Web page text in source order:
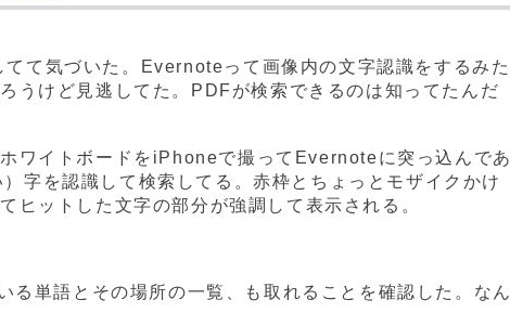
て気づいた。Evernoteって画像内の文字認識をするみた
うけど見逃してた。PDFが検索できるのは知ってたんだ
ワイトボードをiPhoneで撮ってEvernoteに突っ込んであ
字を認識して検索してる。赤枠とちょっとモザイクかけ
ヒットした文字の部分が強調して表示される。
る単語とその場所の一覧、も取れることを確認した。なん